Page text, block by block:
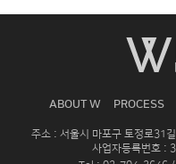
ABOUT W PROCESS
주소 : 서울시 마포구 토정로31
사업자등록번호 :